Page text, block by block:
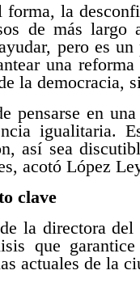
la
de más largo
pero es
una
la democracia,
pensarse en
igualitaria.
así sea
acotó López
clave
la directora del
que
actuales de la